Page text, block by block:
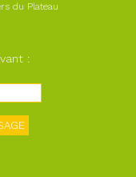
du Plateau
: